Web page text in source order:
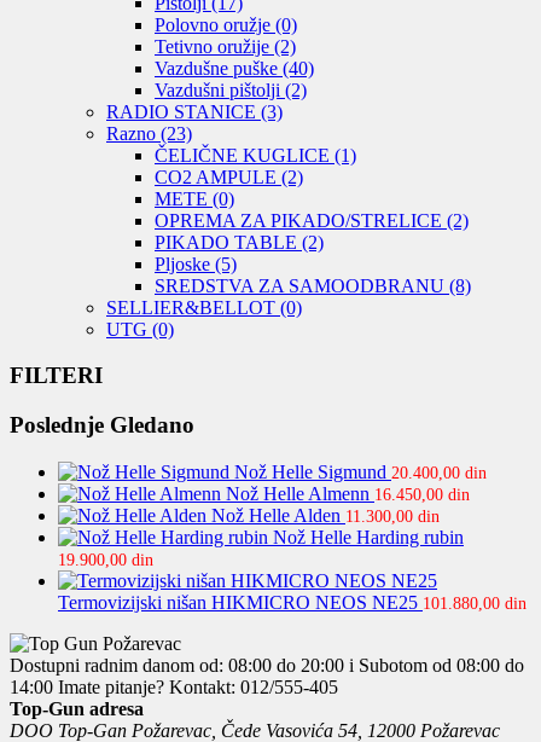
Polovno oružje (0)
Tetivno oružije (2)
Vazdušne puške (40)
Vazdušni pištolji (2)
RADIO STANICE (3)
Razno (23)
ČELIČNE KUGLICE (1)
CO2 AMPULE (2)
METE (0)
OPREMA ZA PIKADO/STRELICE (2)
PIKADO TABLE (2)
Pljoske (5)
SREDSTVA ZA SAMOODBRANU (8)
SELLIER&BELLOT (0)
UTG (0)
FILTERI
Poslednje Gledano
Nož Helle Sigmund 20.400,00 din
Nož Helle Almenn 16.450,00 din
Nož Helle Alden 11.300,00 din
Nož Helle Harding rubin
19.900,00 din
Termovizijski nišan HIKMICRO NEOS NE25 101.880,00 din
Dostupni radnim danom od: 08:00 do 20:00 i Subotom od 08:00 do
14:00 Imate pitanje? Kontakt: 012/555-405
Top-Gun adresa
DOO Top-Gan Požarevac, Čede Vasovića 54, 12000 Požarevac